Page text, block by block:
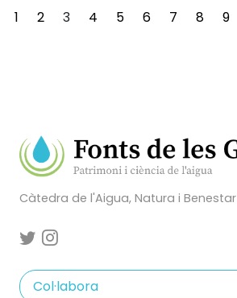
1 2 3 4 5 6 7 8 9
Càtedra de l'Aigua, Natura i Benestar
Col·labora